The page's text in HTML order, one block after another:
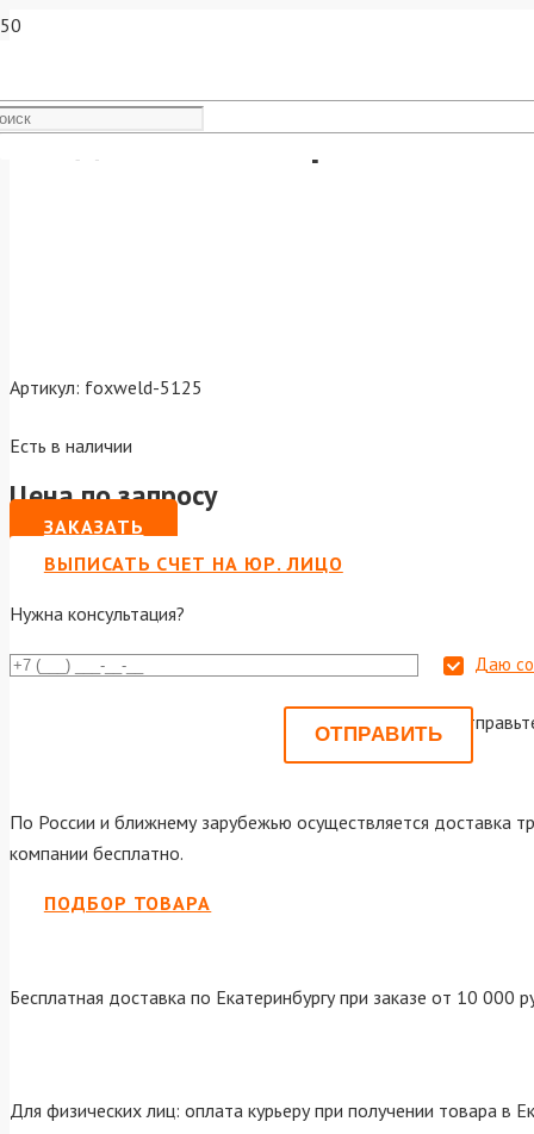
Соединитель Rapid F
Артикул: foxweld-5125
Есть в наличии
Цена по запросу
ЗАКАЗАТЬ
ВЫПИСАТЬ СЧЕТ НА ЮР. ЛИЦО
Нужна консультация?
Даю
Или
По России и ближнему зарубежью осуществляется доставка
компании бесплатно.
ПОДБОР ТОВАРА
Бесплатная доставка по Екатеринбургу при заказе от 10 000
Для физических лиц: оплата курьеру при получении товара в